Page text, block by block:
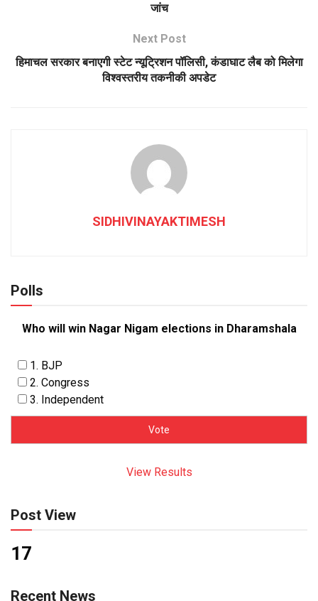
जांच
Next Post
हिमाचल सरकार बनाएगी स्टेट न्यूट्रिशन पॉलिसी, कंडाघाट लैब को मिलेगा
विश्वस्तरीय तकनीकी अपडेट
SIDHIVINAYAKTIMESH
Polls
Who will win Nagar Nigam elections in Dharamshala
1. BJP
2. Congress
3. Independent
View Results
Post View
17
Recent News